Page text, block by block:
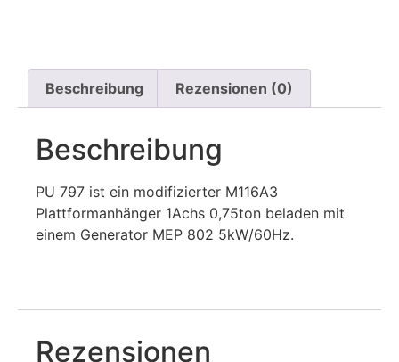
Beschreibung Rezensionen (0)
Beschreibung
PU 797 ist ein modifizierter M116A3
Plattformanhänger 1Achs 0,75ton beladen mit
einem Generator MEP 802 5kW/60Hz.
Rezensionen